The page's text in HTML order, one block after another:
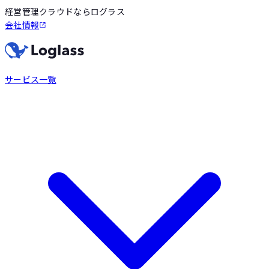
経営管理クラウドならログラス
会社情報
サービス一覧